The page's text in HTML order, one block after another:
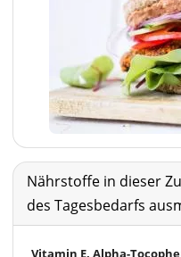
Nährstoffe in dieser
des Tagesbedarfs
Vitamin E, Alpha-